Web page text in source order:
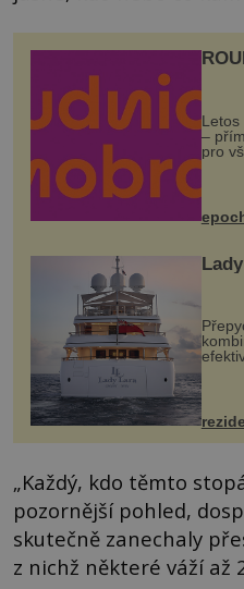
Letos
–
pro
Casa,
„Každý, kdo těmto
pozornější pohled,
skutečně zanechaly
z nichž některé váží až